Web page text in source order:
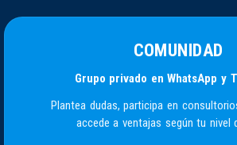
COMUNIDAD
Grupo privado en WhatsApp y
Plantea dudas, participa en
accede a ventajas según tu nivel